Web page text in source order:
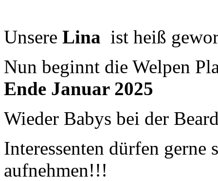
Unsere Lina ist heiß
Nun beginnt die Welpen
Ende Januar 2025
Wieder Babys bei der
Interessenten dürfen
aufnehmen!!!